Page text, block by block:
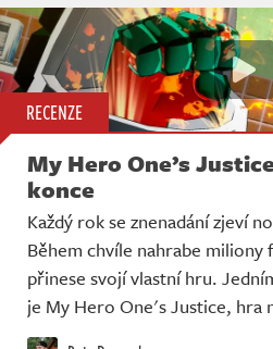
RECENZE
My Hero One’s
konce
Každý rok se znenadání zjeví
Během chvíle nahrabe miliony
přinese svojí vlastní hru.
je My Hero One's Justice, hra